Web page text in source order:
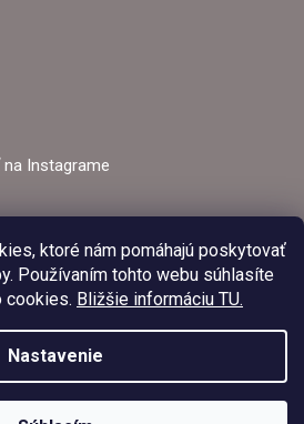
ktoré nám pomáhajú poskytovať
Používaním tohto webu súhlasíte
cookies. Bližšie informáciu TU.
Nastavenie
bude predajňa EZVAR –
čerpania dovolenky zatvorená.
na Instagrame